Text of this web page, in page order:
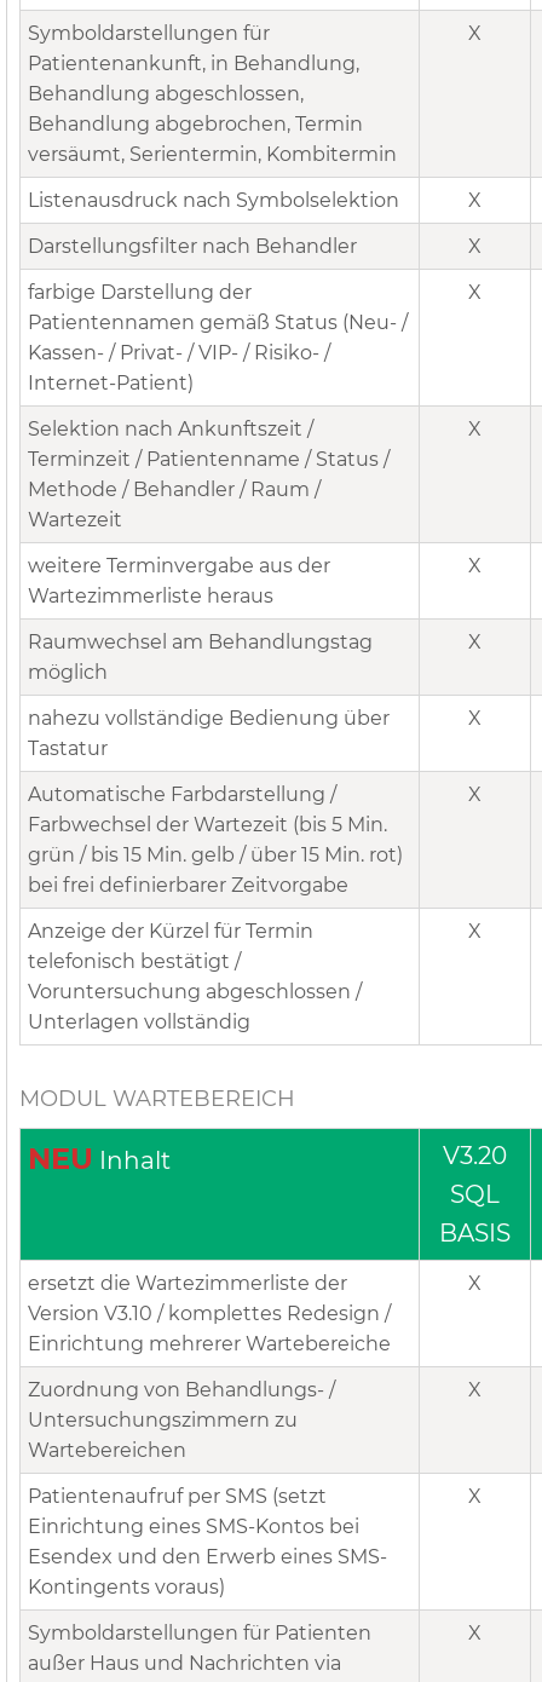
Symboldarstellungen für
Patientenankunft, in Behandlung,
Behandlung abgeschlossen,
Behandlung abgebrochen, Termin
versäumt, Serientermin, Kombitermin
X
Listenausdruck nach Symbolselektion
X
Darstellungsfilter nach Behandler
X
farbige Darstellung der
Patientennamen gemäß Status (Neu- /
Kassen- / Privat- / VIP- / Risiko- /
Internet-Patient)
X
Selektion nach Ankunftszeit /
Terminzeit / Patientenname / Status /
Methode / Behandler / Raum /
Wartezeit
X
weitere Terminvergabe aus der
Wartezimmerliste heraus
X
Raumwechsel am Behandlungstag
möglich
X
nahezu vollständige Bedienung über
Tastatur
X
Automatische Farbdarstellung /
Farbwechsel der Wartezeit (bis 5 Min.
grün / bis 15 Min. gelb / über 15 Min. rot)
bei frei definierbarer Zeitvorgabe
X
Anzeige der Kürzel für Termin
telefonisch bestätigt /
Voruntersuchung abgeschlossen /
Unterlagen vollständig
X
MODUL WARTEBEREICH
NEU Inhalt
V3.20
SQL
BASIS
ersetzt die Wartezimmerliste der
Version V3.10 / komplettes Redesign /
Einrichtung mehrerer Wartebereiche
X
Zuordnung von Behandlungs- /
Untersuchungszimmern zu
Wartebereichen
X
Patientenaufruf per SMS (setzt
Einrichtung eines SMS-Kontos bei
Esendex und den Erwerb eines SMS-
Kontingents voraus)
X
Symboldarstellungen für Patienten
außer Haus und Nachrichten via
X